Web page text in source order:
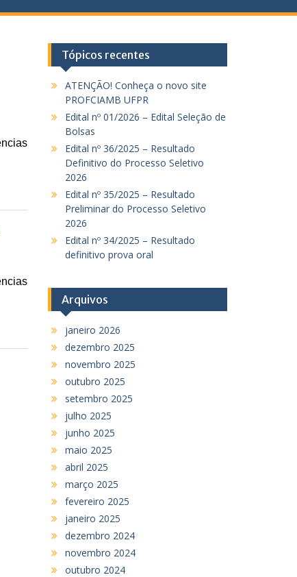
Tópicos recentes
ATENÇÃO! Conheça o novo site
PROFCIAMB UFPR
Edital nº 01/2026 – Edital Seleção de
Bolsas
Edital nº 36/2025 – Resultado
Definitivo do Processo Seletivo
2026
Edital nº 35/2025 – Resultado
Preliminar do Processo Seletivo
2026
Edital nº 34/2025 – Resultado
definitivo prova oral
Arquivos
janeiro 2026
dezembro 2025
novembro 2025
outubro 2025
setembro 2025
julho 2025
junho 2025
maio 2025
abril 2025
março 2025
fevereiro 2025
janeiro 2025
dezembro 2024
novembro 2024
outubro 2024